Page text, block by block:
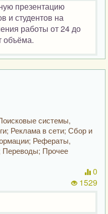
презентацию
и студентов на
работы от 24 до
объёма.
системы,
Реклама в сети; Сбор и
Рефераты,
Переводы; Прочее
0
1529